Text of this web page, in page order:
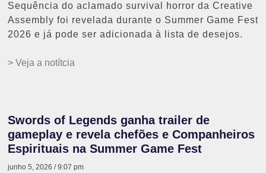
Sequência do aclamado survival horror da Creative
Assembly foi revelada durante o Summer Game Fest
2026 e já pode ser adicionada à lista de desejos.
> Veja a notítcia
Swords of Legends ganha trailer de
gameplay e revela chefões e Companheiros
Espirituais na Summer Game Fest
junho 5, 2026 9:07 pm